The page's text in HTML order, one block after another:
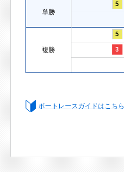
単勝
5
複勝
5
3
ボートレースガイドはこちら